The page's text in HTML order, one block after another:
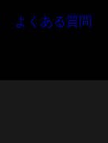
よくある質問